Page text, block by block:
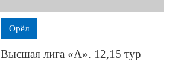
Орёл
Высшая лига «А». 12,15 тур